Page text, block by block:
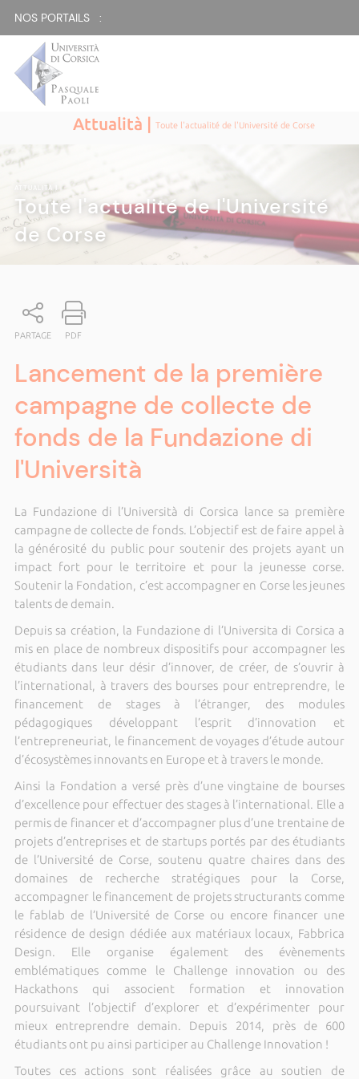
NOS PORTAILS :
Attualità |Toute l'actualité de l'Université de Corse
ATTUALITÀ|
Toute l'actualité de l'Université
de Corse
PARTAGE PDF
Lancement de la première
campagne de collecte de
fonds de la Fundazione di
l'Università
La Fundazione di l’Università di Corsica lance sa première
campagne de collecte de fonds. L’objectif est de faire appel à
la générosité du public pour soutenir des projets ayant un
impact fort pour le territoire et pour la jeunesse corse.
Soutenir la Fondation, c’est accompagner en Corse les jeunes
talents de demain.
Depuis sa création, la Fundazione di l’Universita di Corsica a
mis en place de nombreux dispositifs pour accompagner les
étudiants dans leur désir d’innover, de créer, de s’ouvrir à
l’international, à travers des bourses pour entreprendre, le
financement de stages à l’étranger, des modules
pédagogiques développant l’esprit d’innovation et
l’entrepreneuriat, le financement de voyages d’étude autour
d’écosystèmes innovants en Europe et à travers le monde.
Ainsi la Fondation a versé près d’une vingtaine de bourses
d’excellence pour effectuer des stages à l’international. Elle a
permis de financer et d’accompagner plus d’une trentaine de
projets d’entreprises et de startups portés par des étudiants
de l’Université de Corse, soutenu quatre chaires dans des
domaines de recherche stratégiques pour la Corse,
accompagner le financement de projets structurants comme
le fablab de l’Université de Corse ou encore financer une
résidence de design dédiée aux matériaux locaux, Fabbrica
Design. Elle organise également des évènements
emblématiques comme le Challenge innovation ou des
Hackathons qui associent formation et innovation
poursuivant l’objectif d’explorer et d’expérimenter pour
mieux entreprendre demain. Depuis 2014, près de 600
étudiants ont pu ainsi participer au Challenge Innovation !
Toutes ces actions sont réalisées grâce au soutien de